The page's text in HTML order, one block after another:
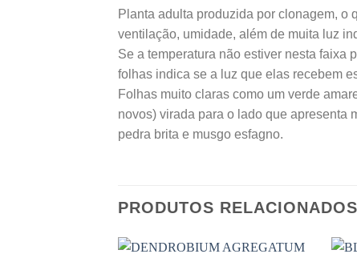
Planta adulta produzida por clonagem, o
ventilação, umidade, além de muita luz
Se a temperatura não estiver nesta faixa
folhas indica se a luz que elas recebem
Folhas muito claras como um verde
novos) virada para o lado que apresenta
pedra brita e musgo esfagno.
PRODUTOS RELACIONADOS